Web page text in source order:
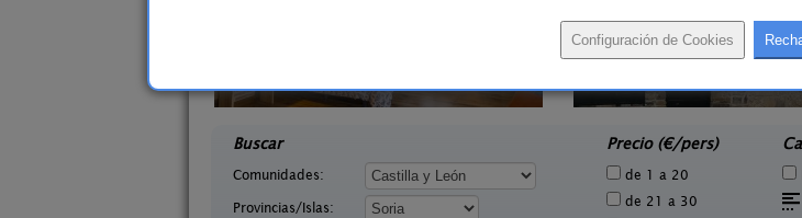
35 €
La Galiana Loft Nature
Buscar
Comunidades:
Provincias/Islas:
Precio (€/pers)
de 1 a 20
de 21 a 30